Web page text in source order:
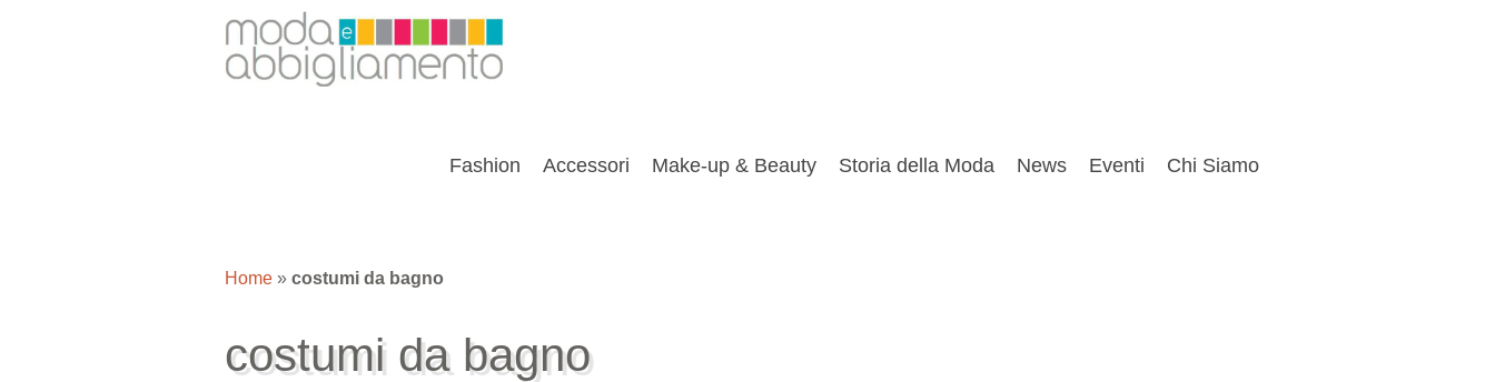
Fashion Accessori Make-up & Beauty Storia della Moda News Eventi Chi Siamo
Home » costumi da bagno
costumi da bagno